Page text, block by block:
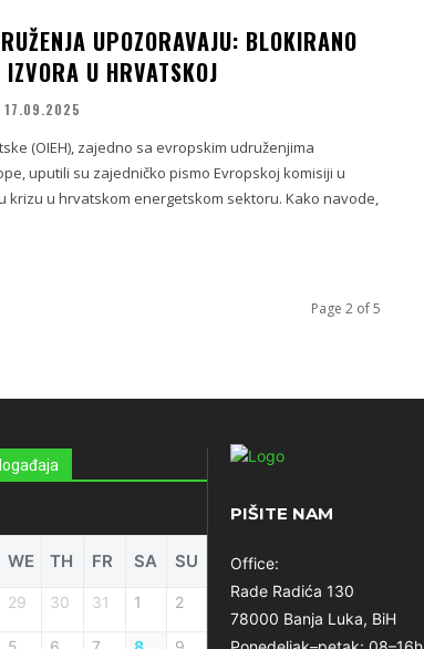
UPOZORAVAJU: BLOKIRANO
U HRVATSKOJ
17.09.2025
(OIEH), zajedno sa evropskim udruženjima
uputili su zajedničko pismo Evropskoj komisiji u
krizu u hrvatskom energetskom sektoru. Kako navode,
Page 2 of 5
WE TH FR SA SU
29 30 31 1 2
PIŠITE NAM
Office:
Rade Radića 130
78000 Banja Luka, BiH